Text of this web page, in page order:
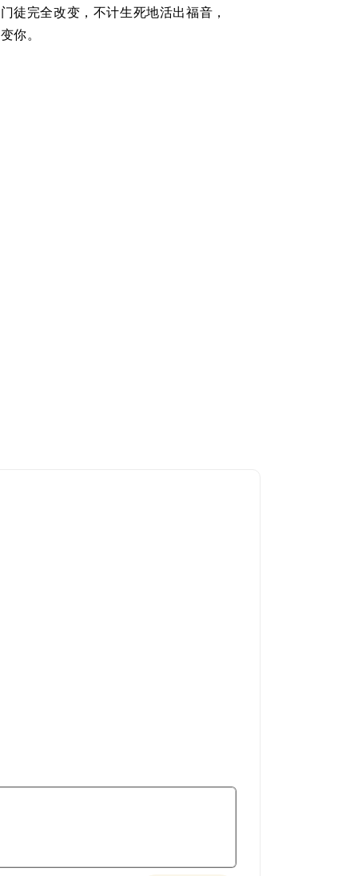
徒完全改变，不计生死地活出福音，
你。